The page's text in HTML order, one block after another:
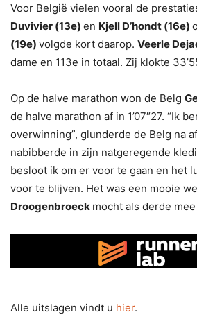
Voor België vielen vooral de
Duvivier (13e) en Kjell D’hondt (16e)
(19e) volgde kort daarop. Veerle
dame en 113e in totaal. Zij klokte
Op de halve marathon won de Belg
de halve marathon af in 1’07″27. “Ik
overwinning”, glunderde de Belg na
nabibberde in zijn natgeregende
besloot ik om er voor te gaan en het
voor te blijven. Het was een mooie
Droogenbroeck mocht als derde
Alle uitslagen vindt u hier.